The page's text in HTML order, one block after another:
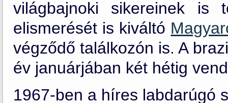
világbajnoki sikereinek is
elismerését is kiváltó
végződő találkozón is. A
év januárjában két hétig
1967-ben a híres labdarúgó